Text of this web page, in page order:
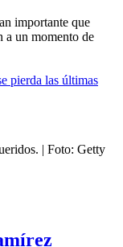
importante que
a un momento de
pierda las últimas
| Foto: Getty